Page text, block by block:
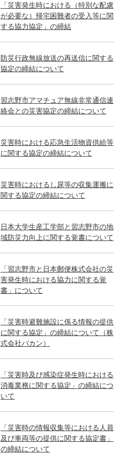
「災害発生時における（特別な配慮
が必要な）帰宅困難者の受入等に関
する協力協定」の締結
防災行政無線放送の再送信に関する
協定の締結について
習志野市アマチュア無線非常通信連
絡会との災害協定の締結について
災害時における応急生活物資供給等
に関する協定の締結について
災害時におけるし尿等の収集運搬に
関する協定の締結について
日本大学生産工学部と習志野市の地
域防災力向上に関する覚書について
「習志野市と日本郵便株式会社の災
害発生時における協力に関する覚
書」について
「災害時避難施設に係る情報の提供
に関する協定」の締結について（株
式会社バカン）
「災害時及び感染症発生時における
消毒業務に関する協定」の締結につ
いて
「災害時の情報収集等における人員
及び車両等の提供に関する協定書」
の締結について